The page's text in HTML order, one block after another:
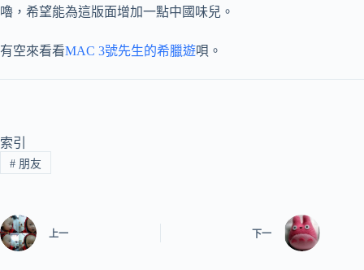
嚕，希望能為這版面增加一點中國味兒。
有空來看看MAC 3號先生的希臘遊唄。
索引
#朋友
上一 下一